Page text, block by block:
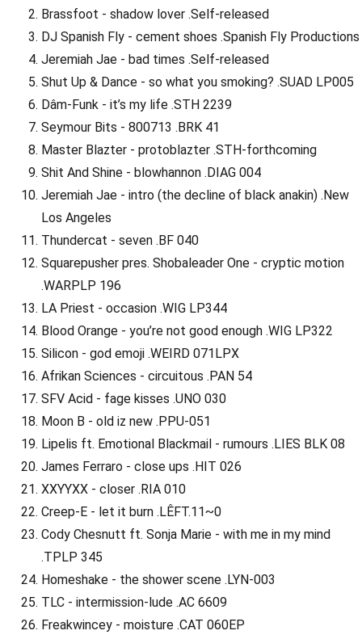
Brassfoot - shadow lover .Self-released
DJ Spanish Fly - cement shoes .Spanish Fly Productions
Jeremiah Jae - bad times .Self-released
Shut Up & Dance - so what you smoking? .SUAD LP005
Dâm-Funk - it’s my life .STH 2239
Seymour Bits - 800713 .BRK 41
Master Blazter - protoblazter .STH-forthcoming
Shit And Shine - blowhannon .DIAG 004
Jeremiah Jae - intro (the decline of black anakin) .New
Los Angeles
Thundercat - seven .BF 040
Squarepusher pres. Shobaleader One - cryptic motion
.WARPLP 196
LA Priest - occasion .WIG LP344
Blood Orange - you’re not good enough .WIG LP322
Silicon - god emoji .WEIRD 071LPX
Afrikan Sciences - circuitous .PAN 54
SFV Acid - fage kisses .UNO 030
Moon B - old iz new .PPU-051
Lipelis ft. Emotional Blackmail - rumours .LIES BLK 08
James Ferraro - close ups .HIT 026
XXYYXX - closer .RIA 010
Creep-E - let it burn .LÊFT.11~0
Cody Chesnutt ft. Sonja Marie - with me in my mind
.TPLP 345
Homeshake - the shower scene .LYN-003
TLC - intermission-lude .AC 6609
Freakwincey - moisture .CAT 060EP